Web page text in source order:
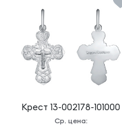
Крест 13-002178-101000
Ср. цена: